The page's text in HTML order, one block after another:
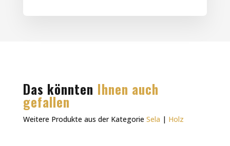
Das könnten Ihnen auch
gefallen
Weitere Produkte aus der Kategorie Sela | Holz